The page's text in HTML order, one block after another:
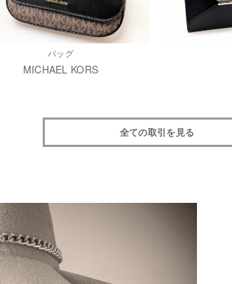
バッグ
MICHAEL KORS
全ての取引を見る